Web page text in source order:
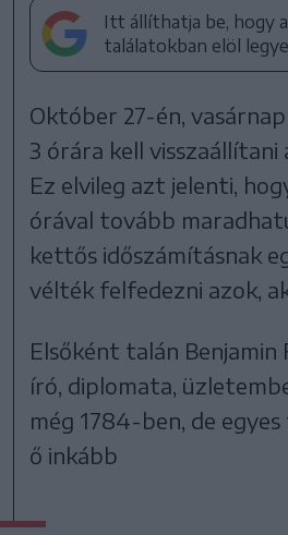
Itt állíthatja be, hogy
találatokban elöl
Október 27-én,
3 órára kell visszaállítani
Ez elvileg azt jelenti,
órával tovább
kettős időszámításnak
vélték felfedezni azok,
Elsőként talán Benjamin
író, diplomata,
még 1784-ben, de
ő inkább